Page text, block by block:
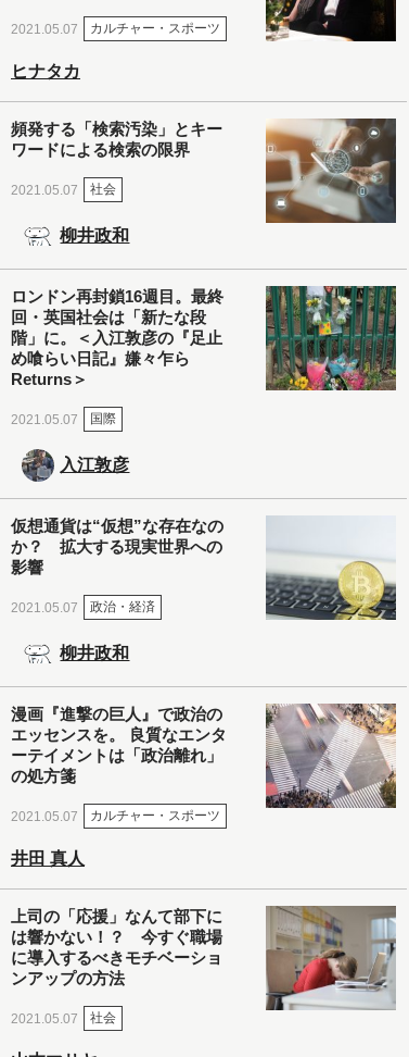
2021.05.07 カルチャー・スポーツ
ヒナタカ
頻発する「検索汚染」とキー
ワードによる検索の限界
2021.05.07 社会
柳井政和
ロンドン再封鎖16週目。最終
回・英国社会は「新たな段
階」に。＜入江敦彦の『足止
め喰らい日記』嫌々乍ら
Returns＞
2021.05.07 国際
入江敦彦
仮想通貨は“仮想”な存在なの
か？ 拡大する現実世界への
影響
2021.05.07 政治・経済
柳井政和
漫画『進撃の巨人』で政治の
エッセンスを。 良質なエンタ
ーテイメントは「政治離れ」
の処方箋
2021.05.07 カルチャー・スポーツ
井田 真人
上司の「応援」なんて部下に
は響かない！？ 今すぐ職場
に導入するべきモチベーショ
ンアップの方法
2021.05.07 社会